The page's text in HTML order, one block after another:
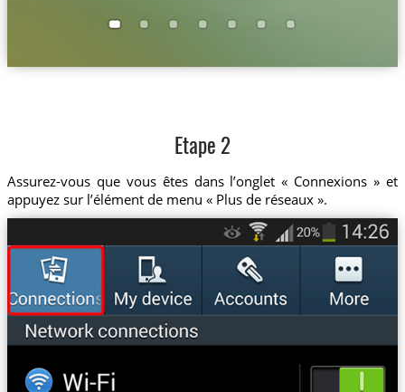
Etape 2
Assurez-vous que vous êtes dans l’onglet « Connexions » et
appuyez sur l’élément de menu « Plus de réseaux ».